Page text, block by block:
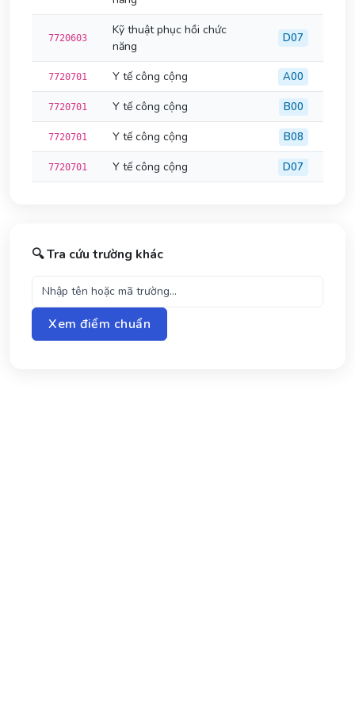
7720603
Kỹ thuật phục hồi chức
năng
D07
7720701 Y tế công cộng A00
7720701 Y tế công cộng B00
7720701 Y tế công cộng B08
7720701 Y tế công cộng D07
🔍 Tra cứu trường khác
Xem điểm chuẩn